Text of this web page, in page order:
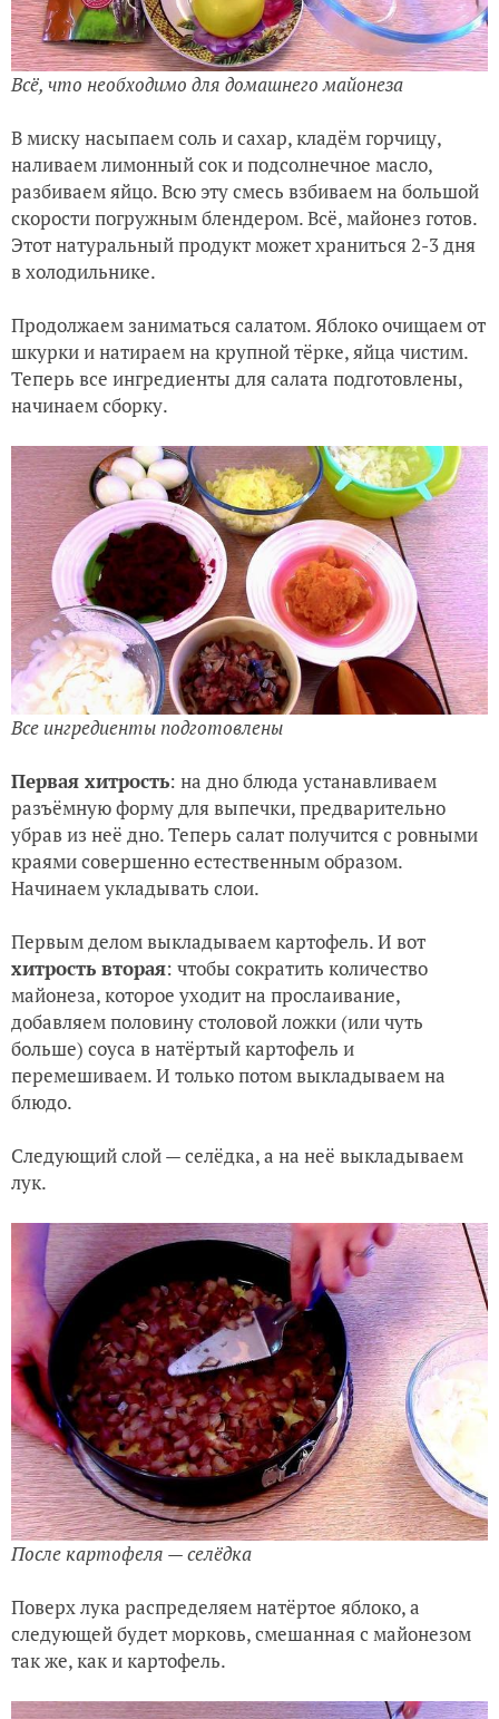
Всё, что необходимо для домашнего майонеза
В миску насыпаем соль и сахар, кладём горчицу,
наливаем лимонный сок и подсолнечное масло,
разбиваем яйцо. Всю эту смесь взбиваем на большой
скорости погружным блендером. Всё, майонез готов.
Этот натуральный продукт может храниться 2-3 дня
в холодильнике.
Продолжаем заниматься салатом. Яблоко очищаем от
шкурки и натираем на крупной тёрке, яйца чистим.
Теперь все ингредиенты для салата подготовлены,
начинаем сборку.
Все ингредиенты подготовлены
Первая хитрость: на дно блюда устанавливаем
разъёмную форму для выпечки, предварительно
убрав из неё дно. Теперь салат получится с ровными
краями совершенно естественным образом.
Начинаем укладывать слои.
Первым делом выкладываем картофель. И вот
хитрость вторая: чтобы сократить количество
майонеза, которое уходит на прослаивание,
добавляем половину столовой ложки (или чуть
больше) соуса в натёртый картофель и
перемешиваем. И только потом выкладываем на
блюдо.
Следующий слой — селёдка, а на неё выкладываем
лук.
После картофеля — селёдка
Поверх лука распределяем натёртое яблоко, а
следующей будет морковь, смешанная с майонезом
так же, как и картофель.